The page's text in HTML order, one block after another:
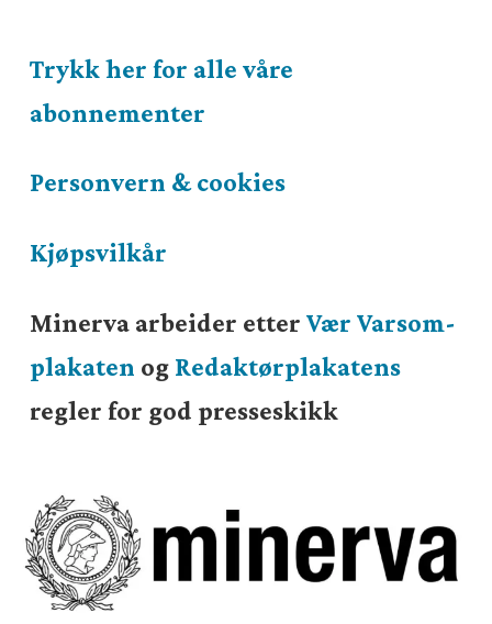
Trykk her for alle våre
abonnementer
Personvern & cookies
Kjøpsvilkår
Minerva arbeider etterVær Varsom-
plakaten og Redaktørplakatens
regler for god presseskikk